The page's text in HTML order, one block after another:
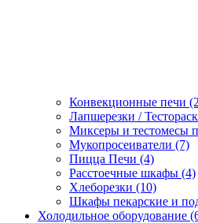
Конвекционные печи
Лапшерезки /
Миксеры и тестомесы
Мукопросеиватели (7)
Пицца Печи (4)
Расстоечные шкафы (4)
Хлеборезки (10)
Шкафы пекарские и
Холодильное оборудование